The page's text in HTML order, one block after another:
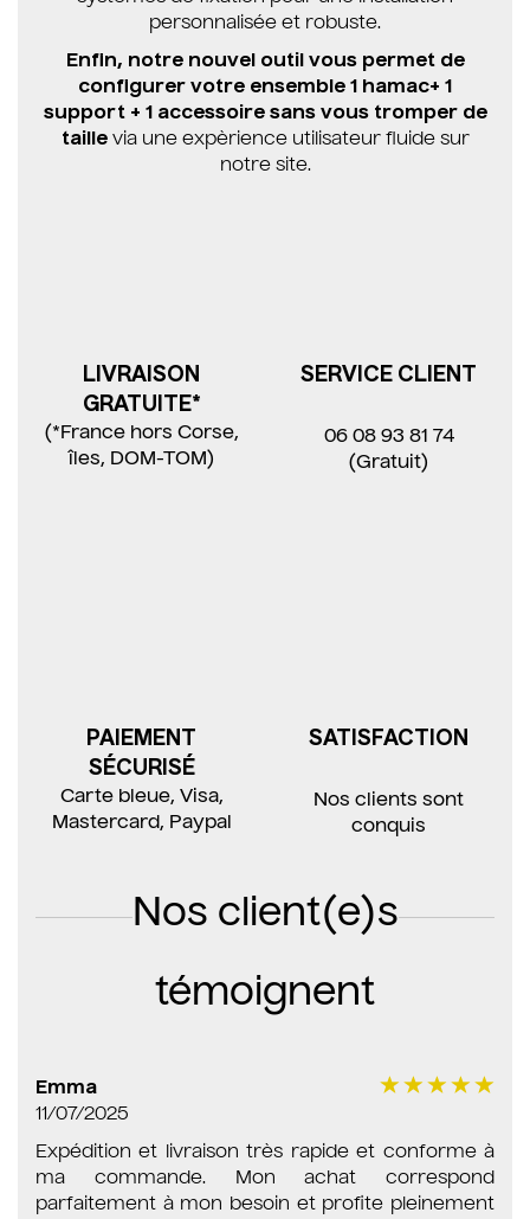
personnalisée et robuste.
Enfin, notre nouvel outil vous permet de
configurer votre ensemble 1 hamac+ 1
support + 1 accessoire sans vous tromper de
taille via une expèrience utilisateur fluide sur
notre site.
LIVRAISON
GRATUITE*
(*France hors Corse,
îles, DOM-TOM)
SERVICE CLIENT
06 08 93 81 74
(Gratuit)
PAIEMENT
SÉCURISÉ
Carte bleue, Visa,
Mastercard, Paypal
SATISFACTION
Nos clients sont
conquis
Nos client(e)s
témoignent
Emma
11/07/2025
Expédition et livraison très rapide et conforme à
ma commande. Mon achat correspond
parfaitement à mon besoin et profite pleinement